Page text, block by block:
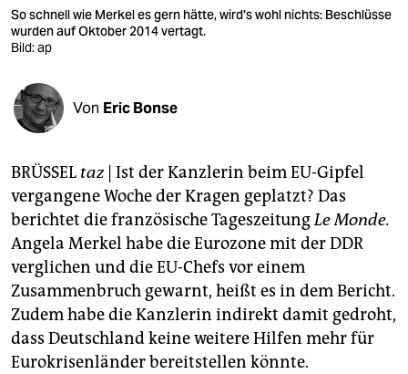
verlag
veranstaltungen
shop
fragen & hilfe
abo
genossenschaft
epaper login
So schnell wie Merkel es gern hätte, wird's wohl nichts: Beschlüsse
wurden auf Oktober 2014 vertagt.
Bild: ap
Von Eric Bonse
BRÜSSEL taz| Ist der Kanzlerin beim EU-Gipfel
vergangene Woche der Kragen geplatzt? Das
berichtet die französische TageszeitungLe Monde.
Angela Merkel habe die Eurozone mit der DDR
verglichen und die EU-Chefs vor einem
Zusammenbruch gewarnt, heißt es in dem Bericht.
Zudem habe die Kanzlerin indirekt damit gedroht,
dass Deutschland keine weitere Hilfen mehr für
Eurokrisenländer bereitstellen könnte.